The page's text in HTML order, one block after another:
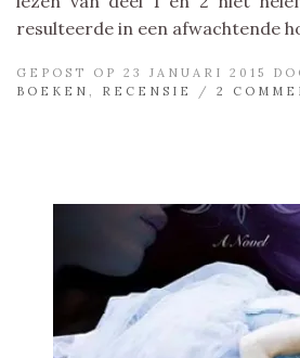
resulteerde in een afwachtende
GEPOST OP 23 JANUARI 2015
BOEKEN
RECENSIE / 2